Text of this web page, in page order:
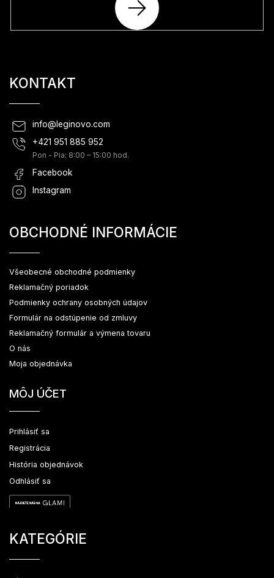
SA
KONTAKT
info@ leginovo.com
+421 951 885 952
Pon - Pia: 8:00 – 15:00 hod.
Facebook
Instagram
OBCHODNÉ INFORMÁCIE
Všeobecné obchodné podmienky
Reklamačný poriadok
Podmienky ochrany osobných údajov
Formulár na odstúpenie od zmluvy
Reklamačný formulár a výmena tovaru
O nás
Moja objednávka
MÔJ ÚČET
Prihlásiť sa
Registrácia
História objednávok
Odhlásiť sa
KATEGÓRIE